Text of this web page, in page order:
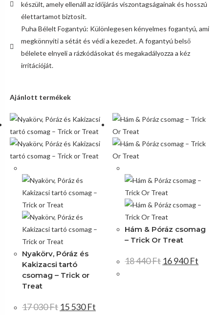
készült, amely ellenáll az időjárás viszontagságainak és hosszú
élettartamot biztosít.
Puha Bélelt Fogantyú: Különlegesen kényelmes fogantyú, ami
megkönnyíti a sétát és védi a kezedet. A fogantyú belső
bélelete elnyeli a rázkódásokat és megakadályozza a kéz
irritációját.
Ajánlott termékek
Nyakörv, Póráz és
Kakizacsi tartó
csomag – Trick or
Treat
17 030Ft 15 530Ft
Hám & Póráz csomag
– Trick Or Treat
18 440Ft 16 940Ft